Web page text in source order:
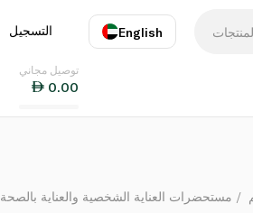
English
اللغة
التسجيل
توصيل مجاني
0.00
مستحضرات العناية الشخصية والعناية بالصحة